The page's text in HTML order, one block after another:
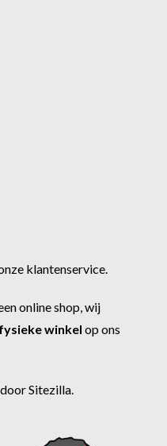
klantenservice.
online shop, wij
winkel op ons
doorSitezilla.